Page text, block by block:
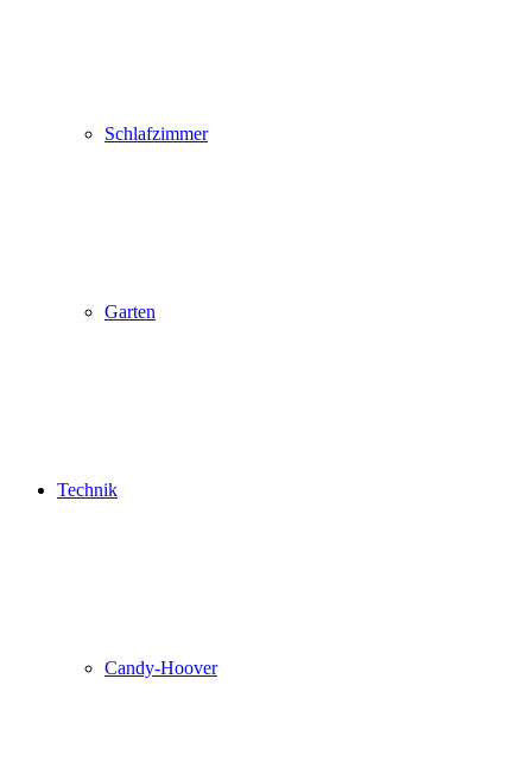
Schlafzimmer
Garten
Technik
Candy-Hoover